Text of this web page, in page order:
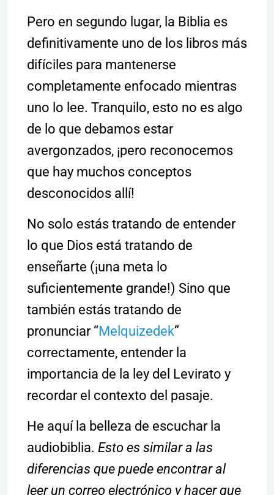
Pero en segundo lugar, la Biblia es
definitivamente uno de los libros más
difíciles para mantenerse
completamente enfocado mientras
uno lo lee. Tranquilo, esto no es algo
de lo que debamos estar
avergonzados, ¡pero reconocemos
que hay muchos conceptos
desconocidos allí!
No solo estás tratando de entender
lo que Dios está tratando de
enseñarte (¡una meta lo
suficientemente grande!) Sino que
también estás tratando de
pronunciar “Melquizedek”
correctamente, entender la
importancia de la ley del Levirato y
recordar el contexto del pasaje.
He aquí la belleza de escuchar la
audiobiblia. Esto es similar a las
diferencias que puede encontrar al
leer un correo electrónico y hacer que